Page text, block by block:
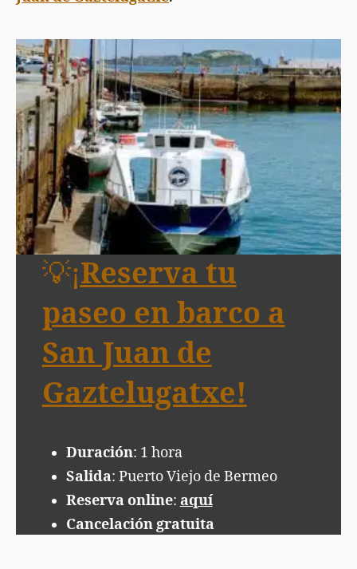
💡¡Reserva tu
paseo en barco a
San Juan de
Gaztelugatxe!
Duración: 1 hora
Salida: Puerto Viejo de Bermeo
Reserva online: aquí
Cancelación gratuita